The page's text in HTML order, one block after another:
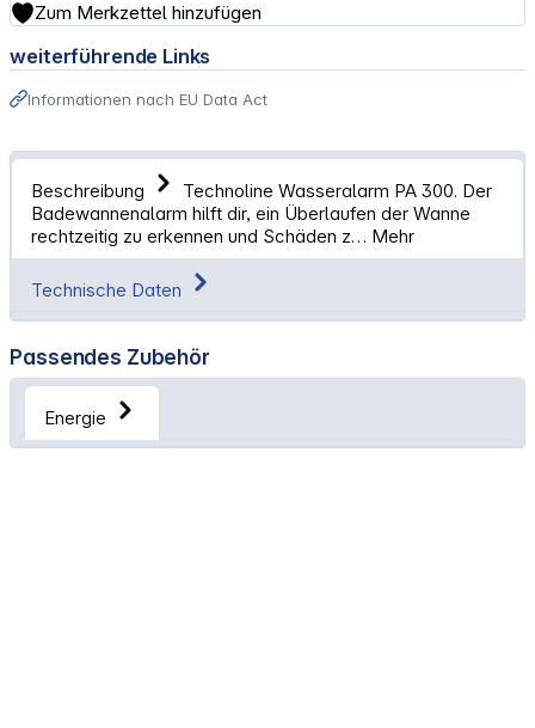
Zum Merkzettel hinzufügen
weiterführende Links
Informationen nach EU Data Act
Beschreibung
Technoline Wasseralarm PA 300. Der
Badewannenalarm hilft dir, ein Überlaufen der Wanne
rechtzeitig zu erkennen und Schäden z… Mehr
Technische Daten
Passendes Zubehör
Energie